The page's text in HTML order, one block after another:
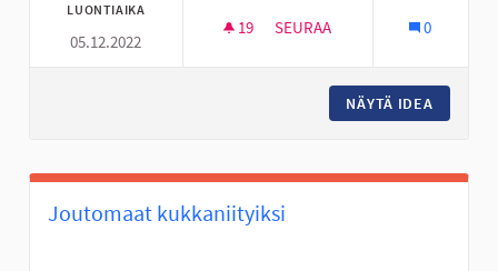
LUONTIAIKA
05.12.2022
19 19 SEURAAJAA
SEURAA 0
NÄYTÄ IDEA
Joutomaat kukkaniityiksi